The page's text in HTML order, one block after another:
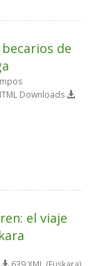
de
Downloads
el viaje